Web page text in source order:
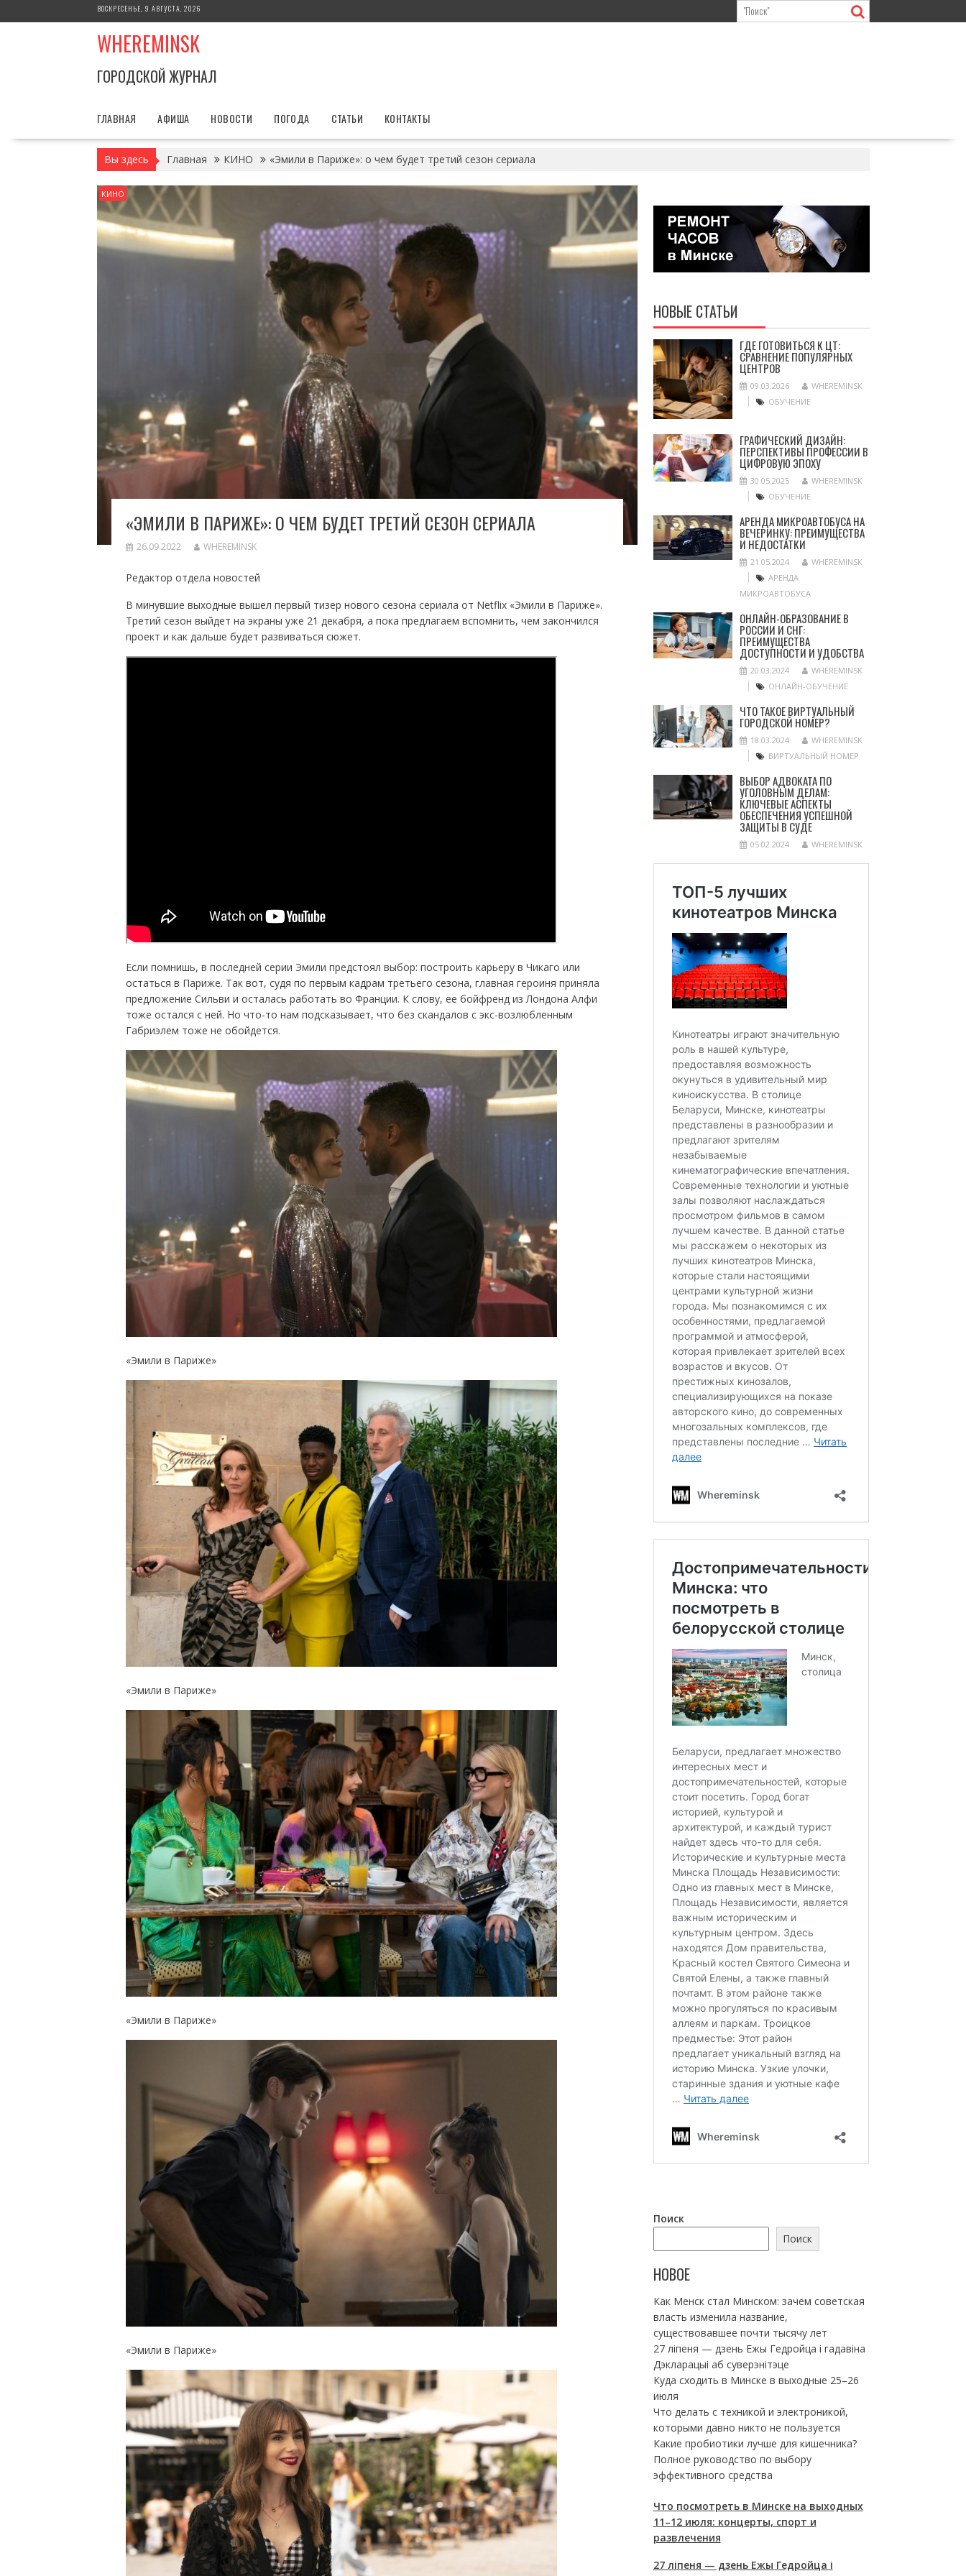
к
ВОСКРЕСЕНЬЕ, 9 АВГУСТА, 2026
WHEREMINSK
ГОРОДСКОЙ ЖУРНАЛ
ГЛАВНАЯ АФИША НОВОСТИ ПОГОДА СТАТЬИ КОНТАКТЫ
Вы здесь Главная КИНО «Эмили в Париже»: о чем будет третий сезон сериала
КИНО
«ЭМИЛИ В ПАРИЖЕ»: О ЧЕМ БУДЕТ ТРЕТИЙ СЕЗОН СЕРИАЛА
26.09.2022 WHEREMINSK
Редактор отдела новостей
В минувшие выходные вышел первый тизер нового сезона сериала от Netflix «Эмили в Париже».
Третий сезон выйдет на экраны уже 21 декабря, а пока предлагаем вспомнить, чем закончился
проект и как дальше будет развиваться сюжет.
Если помнишь, в последней серии Эмили предстоял выбор: построить карьеру в Чикаго или
остаться в Париже. Так вот, судя по первым кадрам третьего сезона, главная героиня приняла
предложение Сильви и осталась работать во Франции. К слову, ее бойфренд из Лондона Алфи
тоже остался с ней. Но что-то нам подсказывает, что без скандалов с экс-возлюбленным
Габриэлем тоже не обойдется.
«Эмили в Париже»
«Эмили в Париже»
«Эмили в Париже»
«Эмили в Париже»
НОВЫЕ СТАТЬИ
ГДЕ ГОТОВИТЬСЯ К ЦТ:
СРАВНЕНИЕ ПОПУЛЯРНЫХ
ЦЕНТРОВ
09.03.2026
WHEREMINSK
ОБУЧЕНИЕ
ГРАФИЧЕСКИЙ ДИЗАЙН:
ПЕРСПЕКТИВЫ ПРОФЕССИИ В
ЦИФРОВУЮ ЭПОХУ
30.05.2025
WHEREMINSK
ОБУЧЕНИЕ
АРЕНДА МИКРОАВТОБУСА НА
ВЕЧЕРИНКУ: ПРЕИМУЩЕСТВА
И НЕДОСТАТКИ
21.05.2024
WHEREMINSK
АРЕНДА
МИКРОАВТОБУСА
ОНЛАЙН-ОБРАЗОВАНИЕ В
РОССИИ И СНГ:
ПРЕИМУЩЕСТВА
ДОСТУПНОСТИ И УДОБСТВА
20.03.2024
WHEREMINSK
ОНЛАЙН-ОБУЧЕНИЕ
ЧТО ТАКОЕ ВИРТУАЛЬНЫЙ
ГОРОДСКОЙ НОМЕР?
18.03.2024
WHEREMINSK
ВИРТУАЛЬНЫЙ НОМЕР
ВЫБОР АДВОКАТА ПО
УГОЛОВНЫМ ДЕЛАМ:
КЛЮЧЕВЫЕ АСПЕКТЫ
ОБЕСПЕЧЕНИЯ УСПЕШНОЙ
ЗАЩИТЫ В СУДЕ
05.02.2024 WHEREMINSK
Поиск
Поиск
НОВОЕ
Как Менск стал Минском: зачем советская
власть изменила название,
существовавшее почти тысячу лет
27 ліпеня — дзень Ежы Гедройца і гадавіна
Дэкларацыі аб суверэнітэце
Куда сходить в Минске в выходные 25–26
июля
Что делать с техникой и электроникой,
которыми давно никто не пользуется
Какие пробиотики лучше для кишечника?
Полное руководство по выбору
эффективного средства
Что посмотреть в Минске на выходных
11–12 июля: концерты, спорт и
развлечения
27 ліпеня — дзень Ежы Гедройца і